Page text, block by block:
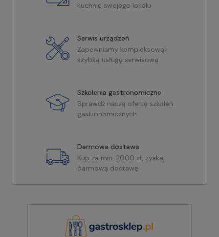
kuchnię swojego lokalu
Serwis urządzeń
Zapewniamy kompleksową i
szybką usługę serwisową
Szkolenia gastronomiczne
Sprawdź naszą ofertę szkoleń
gastronomicznych
Darmowa dostawa
Kup za min. 2000 zł, zyskaj
darmową dostawę